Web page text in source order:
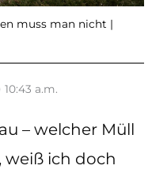
muss man nicht |
10:43 a.m.
– welcher Müll
weiß ich doch